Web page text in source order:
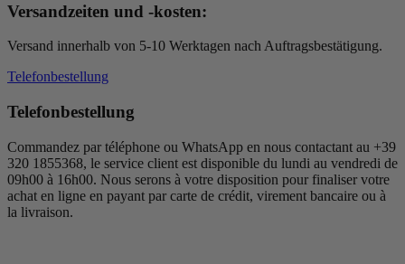
Versandzeiten und -kosten:
Versand innerhalb von 5-10 Werktagen nach Auftragsbestätigung.
Telefonbestellung
Telefonbestellung
Commandez par téléphone ou WhatsApp en nous contactant au +39
320 1855368, le service client est disponible du lundi au vendredi de
09h00 à 16h00. Nous serons à votre disposition pour finaliser votre
achat en ligne en payant par carte de crédit, virement bancaire ou à
la livraison.